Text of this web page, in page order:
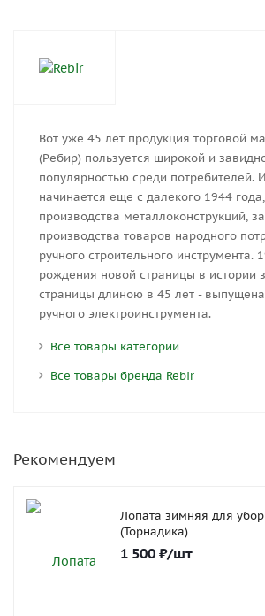
Вот уже 45 лет продукция торговой
(Ребир) пользуется широкой и
популярностью среди потребителей.
начинается еще с далекого 1944
производства металлоконструкций,
производства товаров народного
ручного строительного инструмента.
рождения новой страницы в истории
страницы длиною в 45 лет -
ручного электроинструмента.
Все товары категории
Все товары бренда Rebir
Рекомендуем
Лопата зимняя для
(Торнадика)
1 500 ₽/шт